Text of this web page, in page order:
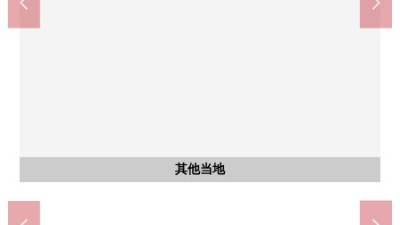
其他当地
其他当地
其他当地
其他当地
含有前面道路的外观
其他当地
其他当地
调布市立石原小学(约100m)
步行2分钟。
调布市立调布中学(约870m)
步行11分钟。
ＯＫ调布商店(约1030m)
步行13分钟。
按照全家便利店调布武藏境商店(约470m)
步行6分钟。
SUNDRUG调布富士见町商店(约540m)
步行7分钟。
业务超市调布小岛町商店(约950m)
步行12分钟。
医疗法人公司大坪会北多摩医院(约660m)
步行9分钟。
三鹰大泽4邮局(约620m)
步行8分钟。
调布专业商店(约1380m)
步行18分钟。